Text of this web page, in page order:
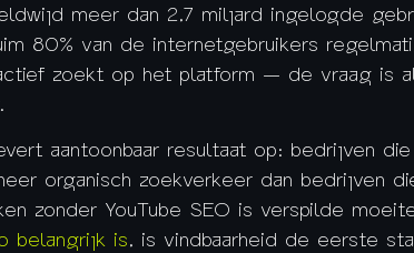
meer dan 2,7 miljard ingelogde
80% van de internetgebruikers
zoekt op het platform — de vraag is
aantoonbaar resultaat op: bedrijven
organisch zoekverkeer dan bedrijven
zonder YouTube SEO is verspilde
belangrijk is, is vindbaarheid de eerste